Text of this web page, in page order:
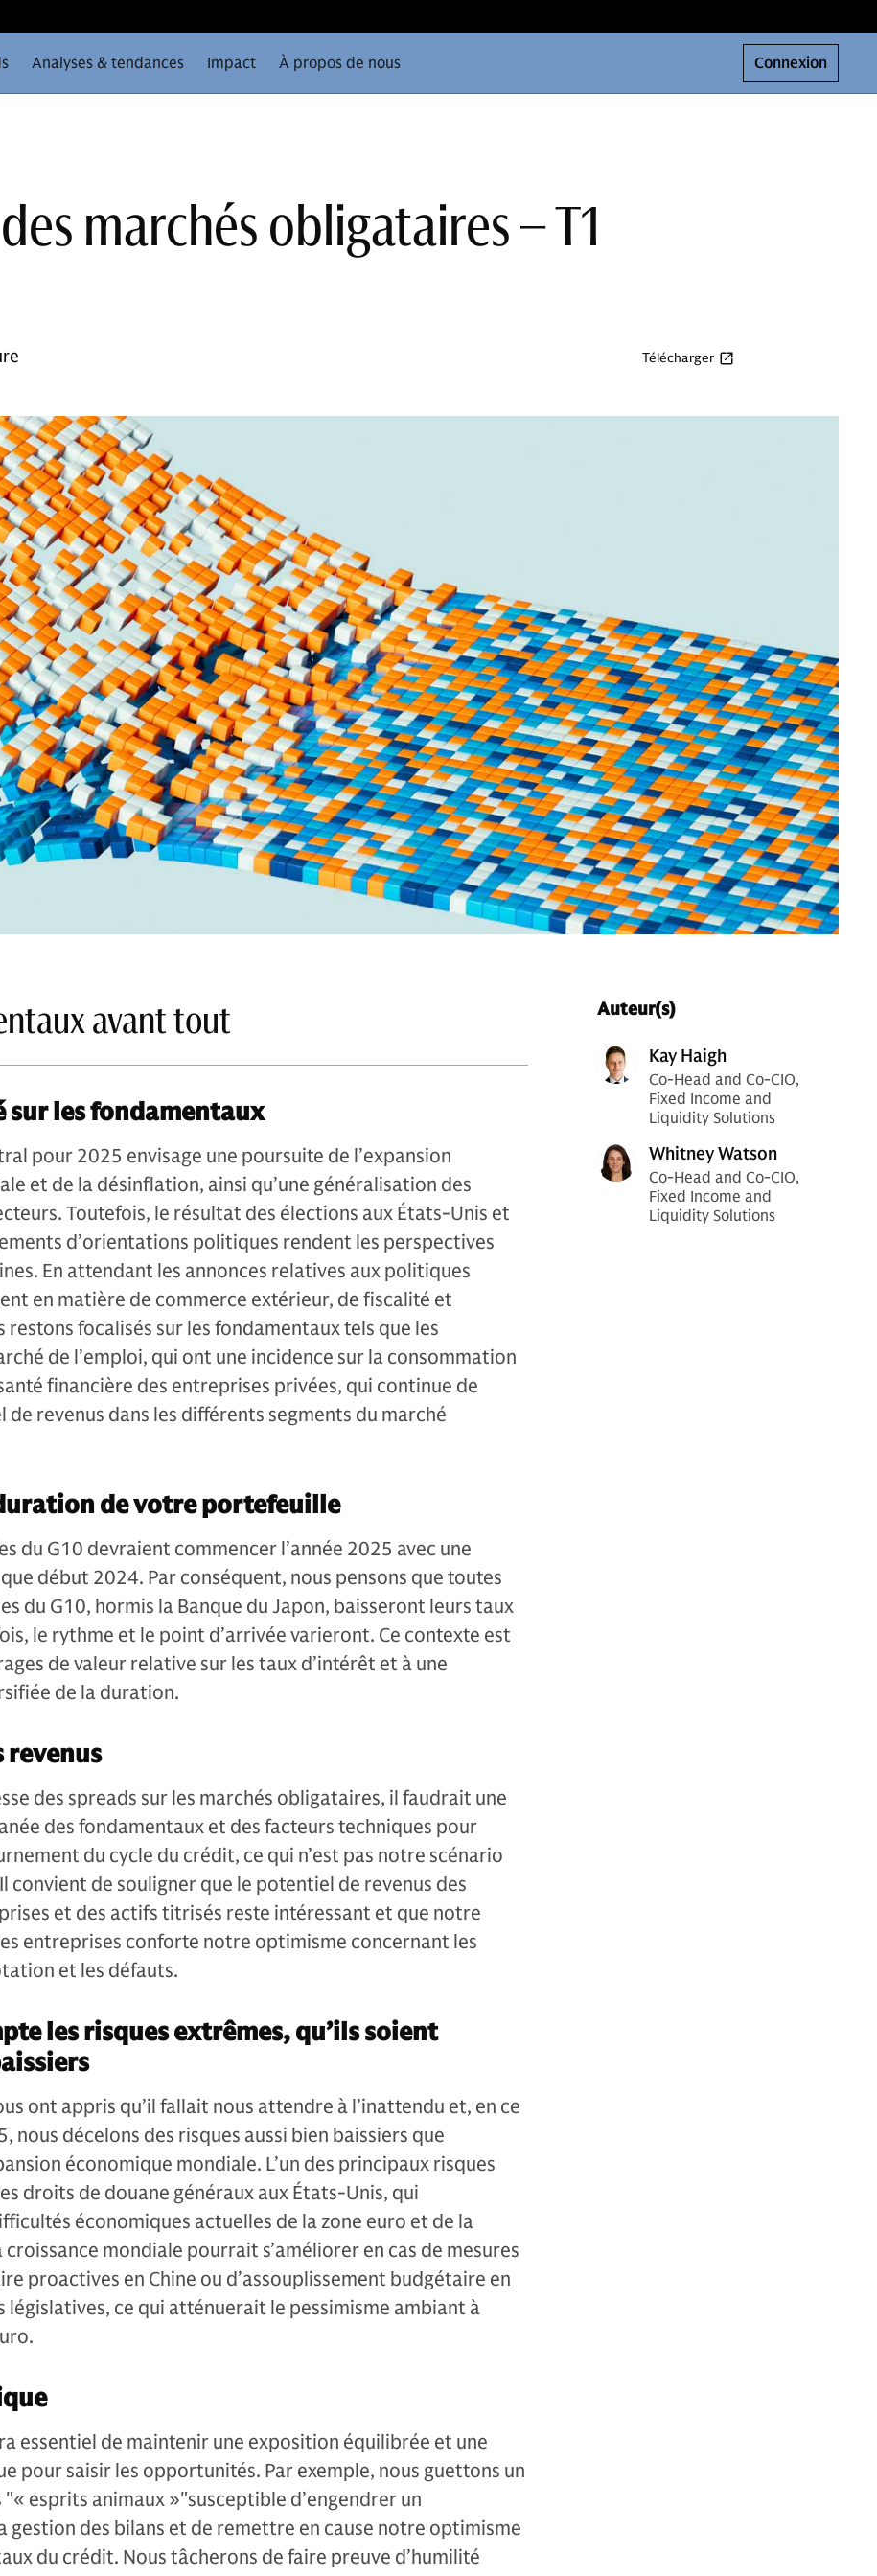
Analyses & tendances Impact À propos de nous Connexion
marchés obligataires – T1
Télécharger
Auteur(s)
Kay Haigh
Co-Head and Co-CIO,
Fixed Income and
Liquidity Solutions
Whitney Watson
Co-Head and Co-CIO,
Fixed Income and
Liquidity Solutions
avant tout
sur les fondamentaux
pour 2025 envisage une poursuite de l’expansion
et de la désinflation, ainsi qu’une généralisation des
Toutefois, le résultat des élections aux États-Unis et
d’orientations politiques rendent les perspectives
En attendant les annonces relatives aux politiques
en matière de commerce extérieur, de fiscalité et
restons focalisés sur les fondamentaux tels que les
de l’emploi, qui ont une incidence sur la consommation
financière des entreprises privées, qui continue de
revenus dans les différents segments du marché
de votre portefeuille
du G10 devraient commencer l’année 2025 avec une
début 2024. Par conséquent, nous pensons que toutes
du G10, hormis la Banque du Japon, baisseront leurs taux
le rythme et le point d’arrivée varieront. Ce contexte est
de valeur relative sur les taux d’intérêt et à une
de la duration.
revenus
des spreads sur les marchés obligataires, il faudrait une
des fondamentaux et des facteurs techniques pour
du cycle du crédit, ce qui n’est pas notre scénario
convient de souligner que le potentiel de revenus des
et des actifs titrisés reste intéressant et que notre
entreprises conforte notre optimisme concernant les
et les défauts.
les risques extrêmes, qu’ils soient
ont appris qu’il fallait nous attendre à l’inattendu et, en ce
nous décelons des risques aussi bien baissiers que
économique mondiale. L’un des principaux risques
droits de douane généraux aux États-Unis, qui
économiques actuelles de la zone euro et de la
croissance mondiale pourrait s’améliorer en cas de mesures
proactives en Chine ou d’assouplissement budgétaire en
législatives, ce qui atténuerait le pessimisme ambiant à
essentiel de maintenir une exposition équilibrée et une
pour saisir les opportunités. Par exemple, nous guettons un
esprits animaux »"susceptible d’engendrer un
gestion des bilans et de remettre en cause notre optimisme
du crédit. Nous tâcherons de faire preuve d’humilité